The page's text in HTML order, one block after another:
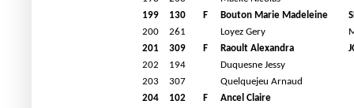
199
130 F Bouton Marie Madeleine
200
261 Loyez Gery
201
309 F Raoult Alexandra
202
194
Duquesne Jessy
203
307
Quelquejeu Arnaud
204
102 F
Ancel Claire